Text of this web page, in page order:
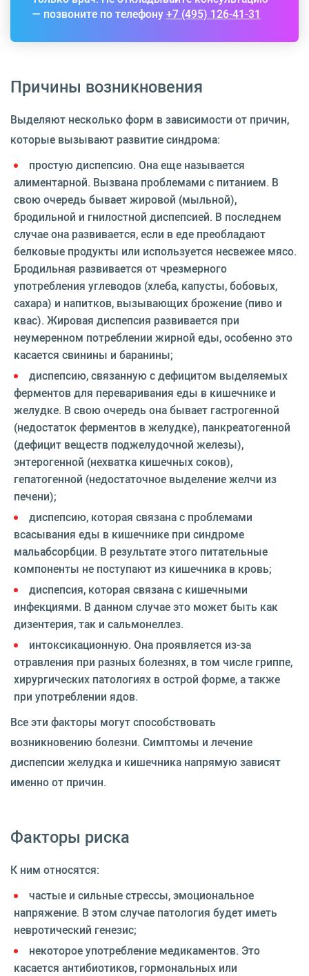
— позвоните по телефону+7 (495) 126-41-31
Причины возникновения
Выделяют несколько форм в зависимости от причин,
которые вызывают развитие синдрома:
простую диспепсию. Она еще называется
алиментарной. Вызвана проблемами с питанием. В
свою очередь бывает жировой (мыльной),
бродильной и гнилостной диспепсией. В последнем
случае она развивается, если в еде преобладают
белковые продукты или используется несвежее мясо.
Бродильная развивается от чрезмерного
употребления углеводов (хлеба, капусты, бобовых,
сахара) и напитков, вызывающих брожение (пиво и
квас). Жировая диспепсия развивается при
неумеренном потреблении жирной еды, особенно это
касается свинины и баранины;
диспепсию, связанную с дефицитом выделяемых
ферментов для переваривания еды в кишечнике и
желудке. В свою очередь она бывает гастрогенной
(недостаток ферментов в желудке), панкреатогенной
(дефицит веществ поджелудочной железы),
энтерогенной (нехватка кишечных соков),
гепатогенной (недостаточное выделение желчи из
печени);
диспепсию, которая связана с проблемами
всасывания еды в кишечнике при синдроме
мальабсорбции. В результате этого питательные
компоненты не поступают из кишечника в кровь;
диспепсия, которая связана с кишечными
инфекциями. В данном случае это может быть как
дизентерия, так и сальмонеллез.
интоксикационную. Она проявляется из-за
отравления при разных болезнях, в том числе гриппе,
хирургических патологиях в острой форме, а также
при употреблении ядов.
Все эти факторы могут способствовать
возникновению болезни. Симптомы и лечение
диспепсии желудка и кишечника напрямую зависят
именно от причин.
Факторы риска
К ним относятся:
частые и сильные стрессы, эмоциональное
напряжение. В этом случае патология будет иметь
невротический генезис;
некоторое употребление медикаментов. Это
касается антибиотиков, гормональных или